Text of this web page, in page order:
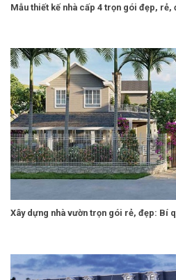
Mẫu thiết kế nhà cấp 4 trọn gói đẹp, rẻ,
Xây dựng nhà vườn trọn gói rẻ, đẹp: Bí